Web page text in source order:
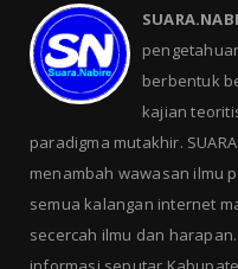
berbentuk
kajian
paradigma mutakhir.
menambah wawasan ilmu
semua kalangan internet
secercah ilmu dan